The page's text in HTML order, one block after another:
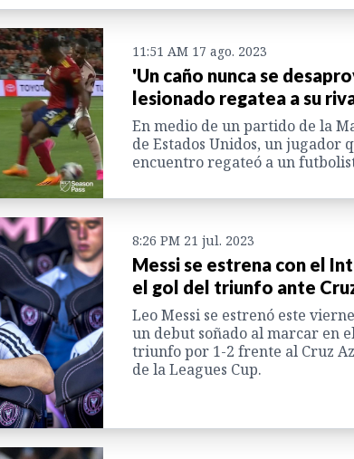
11:51 AM 17 ago. 2023
'Un caño nunca se
lesionado regatea a su
En medio de un partido de la
de Estados Unidos, un jugador
encuentro regateó a un
8:26 PM 21 jul. 2023
Messi se estrena con el
el gol del triunfo ante
Leo Messi se estrenó este
un debut soñado al marcar en
triunfo por 1-2 frente al Cruz
de la Leagues Cup.